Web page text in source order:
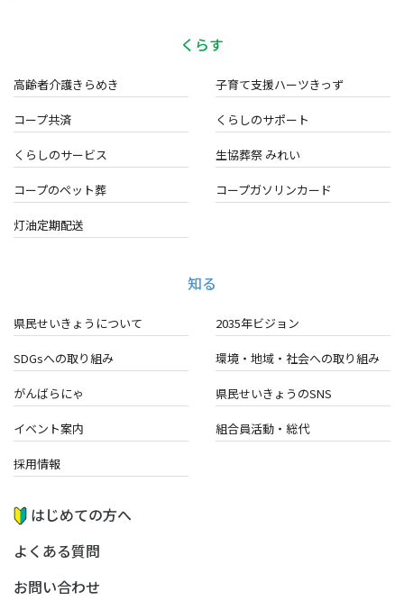
くらす
高齢者介護きらめき 子育て支援ハーツきっず
コープ共済 くらしのサポート
くらしのサービス 生協葬祭 みれい
コープのペット葬 コープガソリンカード
灯油定期配送
知る
県民せいきょうについて 2035年ビジョン
SDGsへの取り組み 環境・地域・ 社会への取り組み
がんばらにゃ 県民せいきょうのSNS
イベント案内 組合員活動・総代
採用情報
はじめての方へ
よくある質問
お問い合わせ